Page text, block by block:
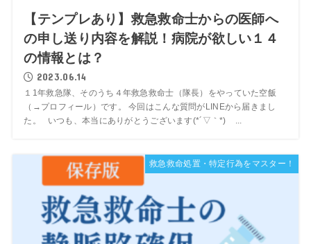
【テンプレあり】救急救命士からの医師へ
の申し送り内容を解説！病院が欲しい１４
の情報とは？
2023.06.14
１1年救急隊、そのうち４年救急救命士（隊長）をやっていた空飯
（→プロフィール）です。 今回はこんな質問がLINEから届きまし
た。 いつも、本当にありがとうございます(*´▽｀*) ...
救急救命処置・特定行為をマスター！